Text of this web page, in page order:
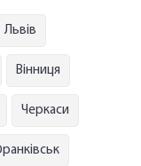
Львів
Вінниця
Черкаси